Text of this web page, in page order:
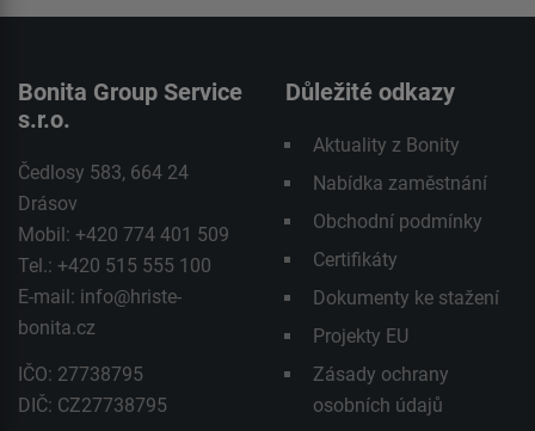
Bonita Group Service
s.r.o.
Čedlosy 583, 664 24
Drásov
Mobil: +420 774 401 509
Tel.: +420 515 555 100
E-mail: info@hriste-
bonita.cz
IČO: 27738795
DIČ: CZ27738795
Důležité odkazy
Aktuality z Bonity
Nabídka zaměstnání
Obchodní podmínky
Certifikáty
Dokumenty ke stažení
Projekty EU
Zásady ochrany
osobních údajů